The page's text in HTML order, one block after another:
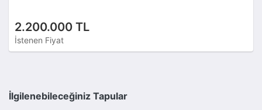
2.200.000 TL
İstenen Fiyat
İlgilenebileceğiniz Tapular